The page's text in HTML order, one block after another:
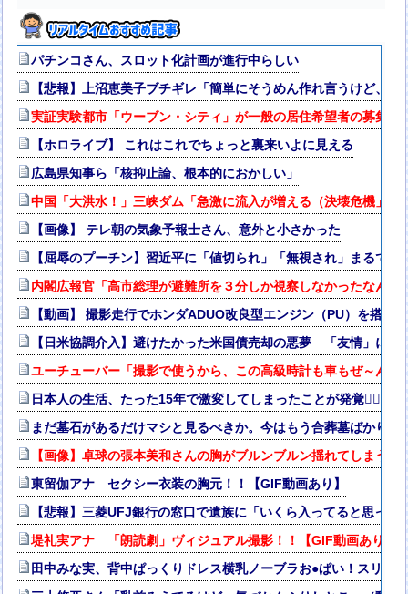
パチンコさん、スロット化計画が進行中らしい
【悲報】上沼恵美子ブチギレ「簡単にそうめん作れ言うけど、
実証実験都市「ウーブン・シティ」が一般の居住希望者の募集開
【ホロライブ】 これはこれでちょっと裏来いよに見える
広島県知事ら「核抑止論、根本的におかしい」
中国「大洪水！」三峡ダム「急激に流入が増える（決壊危機」
【画像】 テレ朝の気象予報士さん、意外と小さかった
【屈辱のプーチン】習近平に「値切られ」「無視され」まるで
内閣広報官「高市総理が避難所を３分しか視察しなかったなん
【動画】 撮影走行でホンダADUO改良型エンジン（PU）を搭載
【日米協調介入】避けたかった米国債売却の悪夢 「友情」に透
ユーチューバー「撮影で使うから、この高級時計も車もぜ～んぶ
日本人の生活、たった15年で激変してしまったことが発覚🤦‍♂
まだ墓石があるだけマシと見るべきか。今はもう合葬墓ばかり
【画像】卓球の張本美和さんの胸がブルンブルン揺れてしまう
東留伽アナ セクシー衣装の胸元！！【GIF動画あり】
【悲報】三菱UFJ銀行の窓口で遺族に「いくら入ってると思っ
堤礼実アナ 「朗読劇」ヴィジュアル撮影！！【GIF動画あり】
田中みな実、背中ぱっくりドレス横乳ノーブラお●ぱい！スリッ